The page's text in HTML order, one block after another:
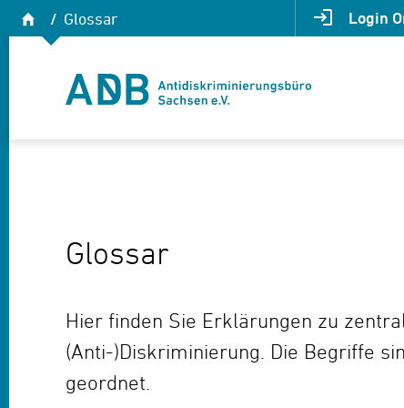
Zum Hauptmenü
Zum Hauptinhalt
Startseite
Glossar Login
Glossar
Hier finden Sie Erklärungen zu
(Anti-)Diskriminierung. Die Begriffe
geordnet.